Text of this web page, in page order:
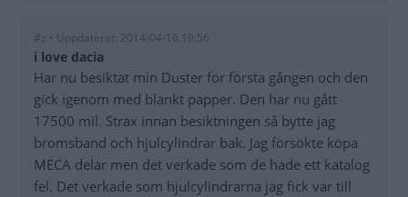
#z • Uppdaterat: 2014-04-16 19:56
i love dacia
Har nu besiktat min Duster för första gången och den
gick igenom med blankt papper. Den har nu gått
17500 mil. Strax innan besiktningen så bytte jag
bromsband och hjulcylindrar bak. Jag försökte köpa
MECA delar men det verkade som de hade ett katalog
fel. Det verkade som hjulcylindrarna jag fick var till